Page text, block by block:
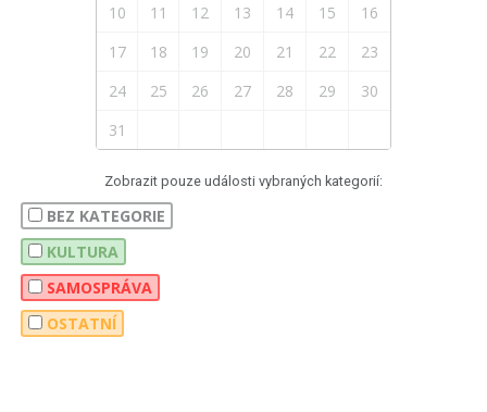
10
11 12 13 14 15
16
17
18 19 20 21 22
23
24
25 26 27 28 29
30
31
Zobrazit pouze události vybraných kategorií:
BEZ KATEGORIE
KULTURA
SAMOSPRÁVA
OSTATNÍ